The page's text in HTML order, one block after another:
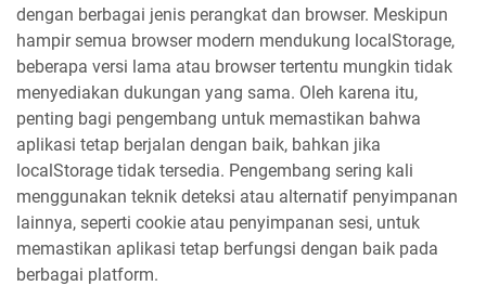
dengan berbagai jenis perangkat dan browser. Meskipun
hampir semua browser modern mendukung localStorage,
beberapa versi lama atau browser tertentu mungkin tidak
menyediakan dukungan yang sama. Oleh karena itu,
penting bagi pengembang untuk memastikan bahwa
aplikasi tetap berjalan dengan baik, bahkan jika
localStorage tidak tersedia. Pengembang sering kali
menggunakan teknik deteksi atau alternatif penyimpanan
lainnya, seperti cookie atau penyimpanan sesi, untuk
memastikan aplikasi tetap berfungsi dengan baik pada
berbagai platform.